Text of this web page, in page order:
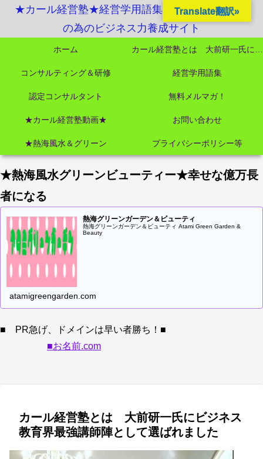
★カール経営塾★経営学用語集起業独立成功MBA
の為のビジネス力養成サイト
ホーム
コンサルティング＆研修 経営学用語集
認定コンサルタント 無料メルマガ！
★カール経営塾動画★ お問い合わせ
★熱海風水＆グリーン プライバシーポリシー等
★熱海風水グリーンビューティー★幸せな億万長
者になる
熱海グリーンガーデン＆ビューティ
熱海グリーンガーデン＆ビューティ Atami Green Garden &
Beauty
atamigreengarden.com
■ PR急げ、ドメインは早い者勝ち！■
■お名前.com
カール経営塾とは 大前研一氏にビジネス
教育界最強講師陣として選ばれました
Translate翻訳»